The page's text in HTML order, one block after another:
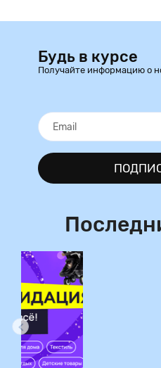
Будь в курсе
Получайте информацию о